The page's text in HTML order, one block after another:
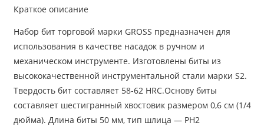
Краткое описание
Набор бит торговой марки GROSS предназначен для
использования в качестве насадок в ручном и
механическом инструменте. Изготовлены биты из
высококачественной инструментальной стали марки S2.
Твердость бит составляет 58-62 HRС.Основу биты
составляет шестигранный хвостовик размером 0,6 см (1/4
дюйма). Длина биты 50 мм, тип шлица — PH2